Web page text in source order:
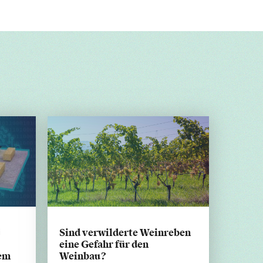
Sind verwilderte Weinreben
eine Gefahr für den
Weinbau?